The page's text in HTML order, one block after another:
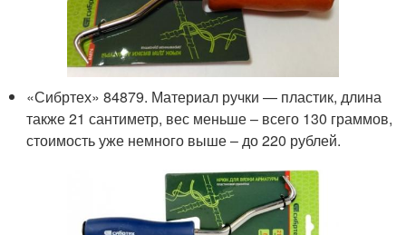
«Сибртех» 84879. Материал ручки — пластик, длина
также 21 сантиметр, вес меньше – всего 130 граммов,
стоимость уже немного выше – до 220 рублей.